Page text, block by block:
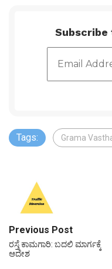
Tags: Grama
Previous Post
ರಸ್ತೆ ಕಾಮಗಾರಿ: ಬದಲಿ ಮಾರ್ಗಕ್ಕೆ
ಆದೇಶ